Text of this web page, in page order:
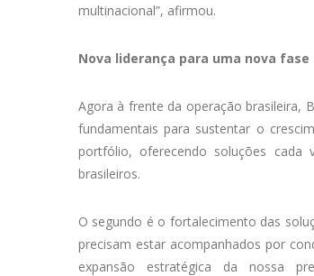
multinacional”, afirmou.
Nova liderança para uma nova fase
Agora à frente da operação brasileira,
fundamentais para sustentar o
portfólio, oferecendo soluções cada
brasileiros.
O segundo é o fortalecimento das
precisam estar acompanhados por
expansão estratégica da nossa